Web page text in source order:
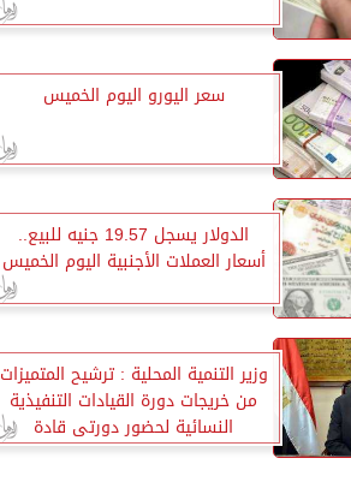
سعر اليورو اليوم الخميس
الدولار يسجل 19.57 جنيه للبيع..
أسعار العملات الأجنبية اليوم الخميس
وزير التنمية المحلية : ترشيح المتميزات
من خريجات دورة القيادات التنفيذية
النسائية لحضور دورتى قادة
المستقبل و إعداد المدربين